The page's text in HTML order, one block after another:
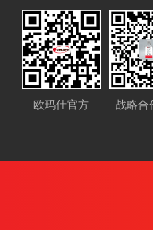
欧玛仕官方 战略合